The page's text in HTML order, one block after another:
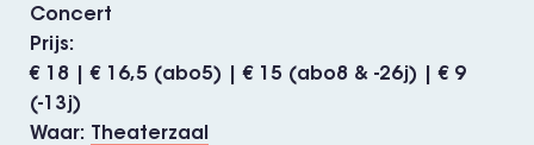
Concert
Prijs
€ 18 | € 16,5 (abo5) | € 15 (abo8 & -26j) | € 9
(-13j)
Waar
Theaterzaal